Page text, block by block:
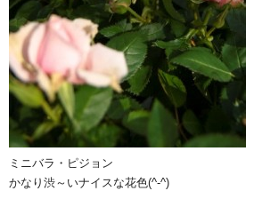
ミニバラ・ピジョン
かなり渋～いナイスな花色(^-^)